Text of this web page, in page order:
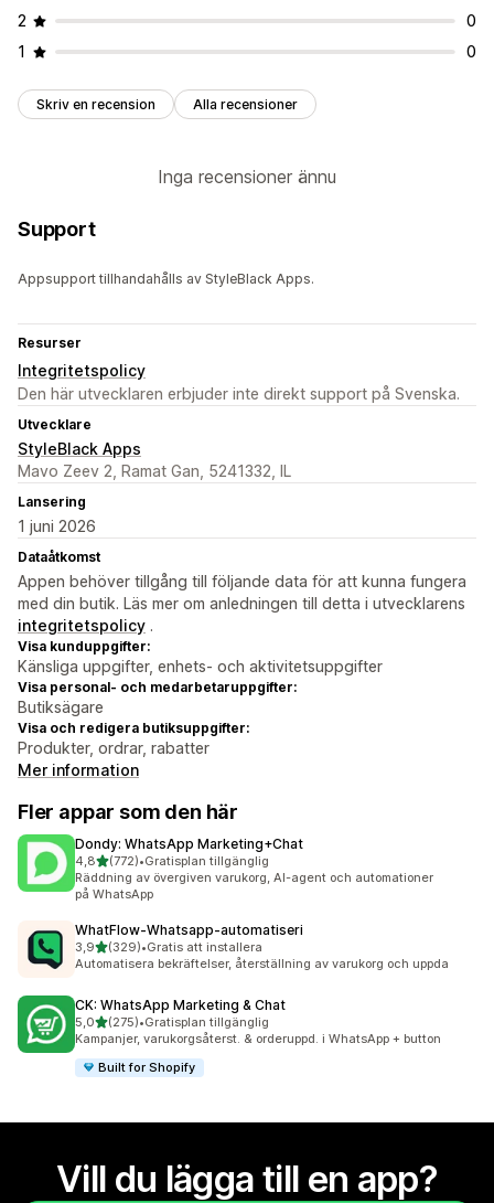
2
0
1
0
Skriv en recension Alla recensioner
Inga recensioner ännu
Support
Appsupport tillhandahålls av StyleBlack Apps.
Resurser
Integritetspolicy
Den här utvecklaren erbjuder inte direkt support på Svenska.
Utvecklare
StyleBlack Apps
Mavo Zeev 2, Ramat Gan, 5241332, IL
Lansering
1 juni 2026
Dataåtkomst
Appen behöver tillgång till följande data för att kunna fungera
med din butik. Läs mer om anledningen till detta i utvecklarens
integritetspolicy .
Visa kunduppgifter:
Känsliga uppgifter, enhets- och aktivitetsuppgifter
Visa personal- och medarbetaruppgifter:
Butiksägare
Visa och redigera butiksuppgifter:
Produkter, ordrar, rabatter
Mer information
Fler appar som den här
Dondy: WhatsApp Marketing+Chat
4,8av 5 stjärnor
(772)
772 recensioner totalt
•Gratisplan tillgänglig
Räddning av övergiven varukorg, AI-agent och automationer
på WhatsApp
WhatFlow‑Whatsapp‑automatiseri
3,9av 5 stjärnor
(329)
329 recensioner totalt
•Gratis att installera
Automatisera bekräftelser, återställning av varukorg och uppda
CK: WhatsApp Marketing & Chat
5,0av 5 stjärnor
(275)
275 recensioner totalt
•Gratisplan tillgänglig
Kampanjer, varukorgsåterst. & orderuppd. i WhatsApp + button
Built for Shopify
Vill du lägga till en app?